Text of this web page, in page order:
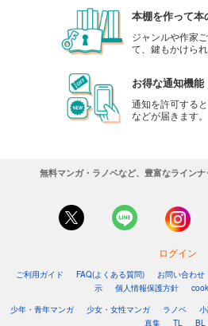
本棚を作って本
ジャンルや作家
て、鍵もかけられ
お得な通知機能
通知を許可する
などが届きます。
無料マンガ・ラノベなど、豊富なラインナ
ログイン
ご利用ガイド FAQ(よくある質問) お問い合わせ
示
個人情報保護方針
少年・青年マンガ
少女・女性マンガ ラノベ
真集
TL BL